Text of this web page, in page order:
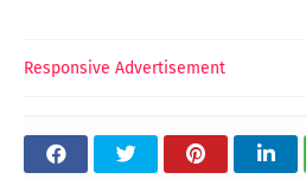
Responsive Advertisement